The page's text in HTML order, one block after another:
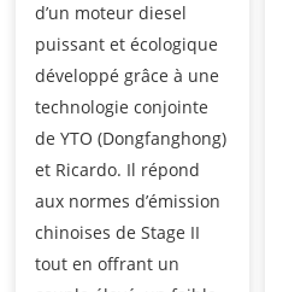
d’un moteur diesel
puissant et écologique
développé grâce à une
technologie conjointe
de YTO (Dongfanghong)
et Ricardo. Il répond
aux normes d’émission
chinoises de Stage II
tout en offrant un